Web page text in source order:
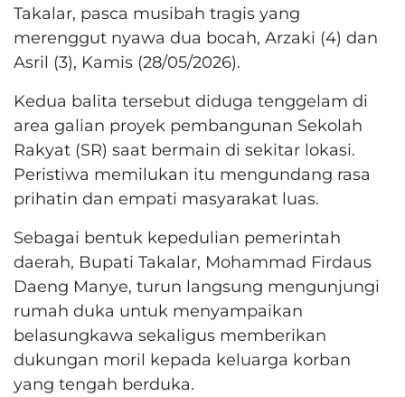
Takalar, pasca musibah tragis yang
merenggut nyawa dua bocah, Arzaki (4) dan
Asril (3), Kamis (28/05/2026).
Kedua balita tersebut diduga tenggelam di
area galian proyek pembangunan Sekolah
Rakyat (SR) saat bermain di sekitar lokasi.
Peristiwa memilukan itu mengundang rasa
prihatin dan empati masyarakat luas.
Sebagai bentuk kepedulian pemerintah
daerah, Bupati Takalar, Mohammad Firdaus
Daeng Manye, turun langsung mengunjungi
rumah duka untuk menyampaikan
belasungkawa sekaligus memberikan
dukungan moril kepada keluarga korban
yang tengah berduka.